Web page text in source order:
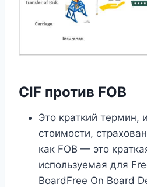
CIF против FOB
Это краткий термин,
стоимости,
как FOB — это
используемая для
BoardFree On Board